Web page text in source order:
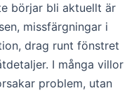
börjar bli aktuellt är
missfärgningar i
drag runt fönstret
I många villor
problem, utan